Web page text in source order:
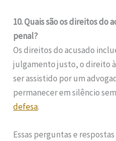
10. Quais são os direitos do
penal?
Os direitos do acusado
julgamento justo, o direito
ser assistido por um
permanecer em silêncio
defesa.
Essas perguntas e